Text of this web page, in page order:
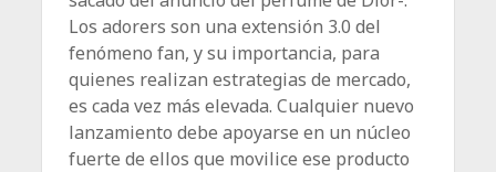
Los adorers son una extensión 3.0 del
fenómeno fan, y su importancia, para
quienes realizan estrategias de mercado,
es cada vez más elevada. Cualquier nuevo
lanzamiento debe apoyarse en un núcleo
fuerte de ellos que movilice ese producto